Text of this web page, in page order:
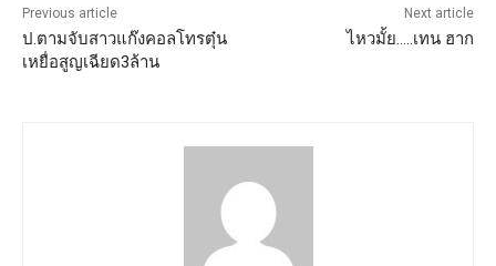
Previous article
ป.ตามจับสาวแก๊งคอลโทรตุ๋น
เหยื่อสูญเฉียด3ล้าน
Next article
ไหวมั้ย…..เทน ฮาก